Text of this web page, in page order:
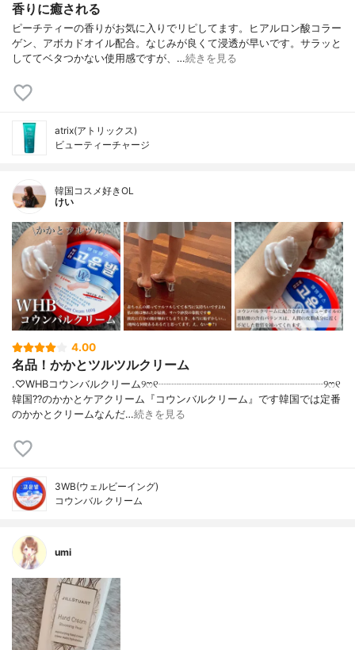
香りに癒される
ピーチティーの香りがお気に入りでリピしてます。ヒアルロン酸コラー
ゲン、アボカドオイル配合。なじみが良くて浸透が早いです。サラッと
しててベタつかない使用感ですが、…続きを見る
atrix(アトリックス)
ビューティーチャージ
韓国コスメ好きOL
けい
4.00
名品！かかとツルツルクリーム
.♡WHBコウンバルクリーム୨ෆ୧┈┈┈┈┈┈┈┈┈┈┈┈┈┈┈┈୨ෆ୧
韓国??のかかとケアクリーム『コウンバルクリーム』です韓国では定番
のかかとクリームなんだ…続きを見る
3WB(ウェルビーイング)
コウンバル クリーム
umi